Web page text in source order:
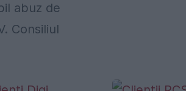
abuz de
Consiliul